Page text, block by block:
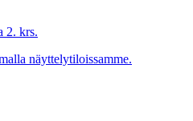
2. krs.
näyttelytiloissamme.